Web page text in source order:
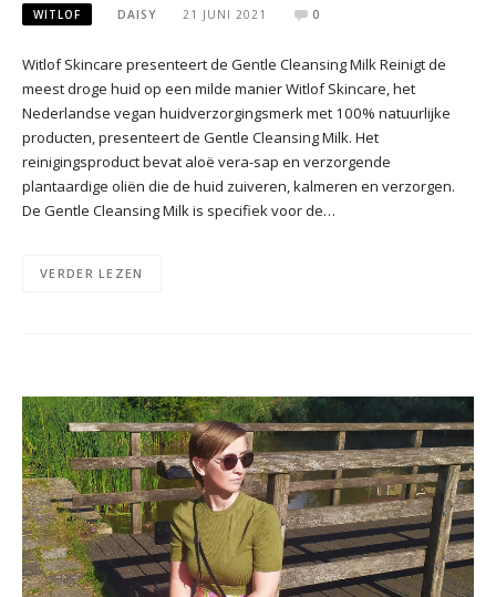
WITLOF DAISY 21 JUNI 2021 0
Witlof Skincare presenteert de Gentle Cleansing Milk Reinigt de
meest droge huid op een milde manier Witlof Skincare, het
Nederlandse vegan huidverzorgingsmerk met 100% natuurlijke
producten, presenteert de Gentle Cleansing Milk. Het
reinigingsproduct bevat aloë vera-sap en verzorgende
plantaardige oliën die de huid zuiveren, kalmeren en verzorgen.
De Gentle Cleansing Milk is specifiek voor de…
VERDER LEZEN